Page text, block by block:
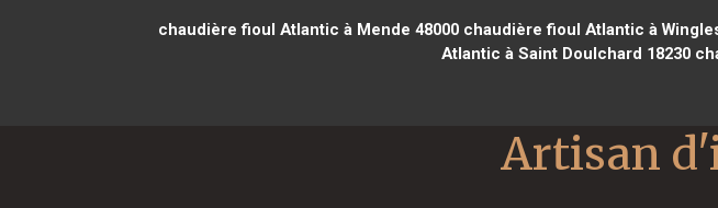
chaudière fioul Atlantic à Mende 48000chaudière fioul Atlantic à
Atlantic à Saint Doulchard 18230
Artisan